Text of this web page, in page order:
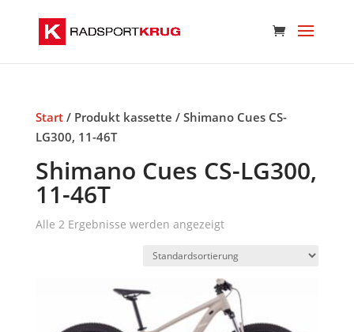
Start/ Produkt kassette / Shimano Cues CS-
LG300, 11-46T
Shimano Cues CS-LG300,
11-46T
Alle 2 Ergebnisse werden angezeigt